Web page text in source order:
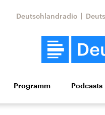
Deutschlandradio
Wirtschaft Wissen
Programm Podcasts